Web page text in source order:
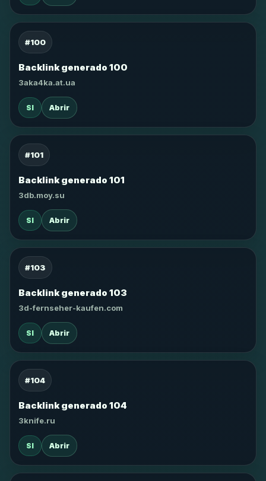
#100
Backlink generado 100
3aka4ka.at.ua
SI Abrir
#101
Backlink generado 101
3db.moy.su
SI Abrir
#103
Backlink generado 103
3d-fernseher-kaufen.com
SI Abrir
#104
Backlink generado 104
3knife.ru
SI Abrir